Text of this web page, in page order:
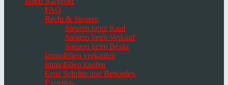
FAQ
Recht & Steuern
Steuern beim Kauf
Steuern beim Verkauf
Steuern beim Besitz
Immobilien verkaufen
Immobilien kaufen
Erste Schritte und Behörden
Experten